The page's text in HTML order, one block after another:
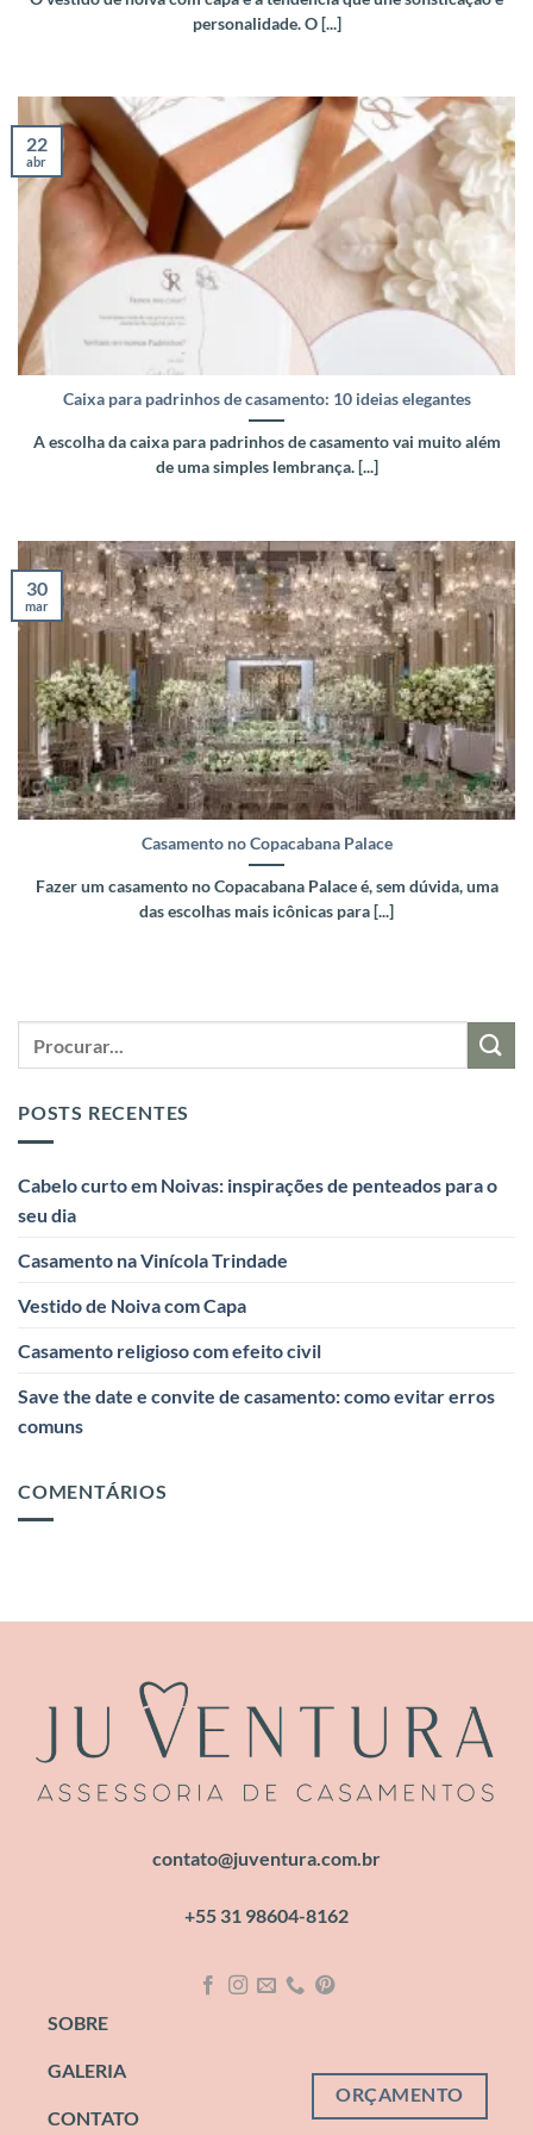
personalidade. O [...]
Caixa para padrinhos de casamento: 10 ideias elegantes
A escolha da caixa para padrinhos de casamento vai muito além
de uma simples lembrança. [...]
22
abr
Casamento no Copacabana Palace
Fazer um casamento no Copacabana Palace é, sem dúvida, uma
das escolhas mais icônicas para [...]
30
mar
POSTS RECENTES
Cabelo curto em Noivas: inspirações de penteados para o
seu dia
Casamento na Vinícola Trindade
Vestido de Noiva com Capa
Casamento religioso com efeito civil
Save the date e convite de casamento: como evitar erros
comuns
COMENTÁRIOS
contato@juventura.com.br
+55 31 98604-8162
SOBRE
GALERIA
CONTATO
ORÇAMENTO